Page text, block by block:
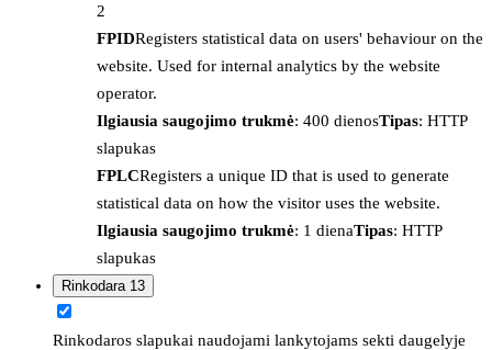
2
FPIDRegisters statistical data on users' behaviour on the
website. Used for internal analytics by the website
operator.
Ilgiausia saugojimo trukmė: 400 dienosTipas: HTTP
slapukas
FPLCRegisters a unique ID that is used to generate
statistical data on how the visitor uses the website.
Ilgiausia saugojimo trukmė: 1 dienaTipas: HTTP
slapukas
Rinkodara 13
Rinkodaros slapukai naudojami lankytojams sekti daugelyje